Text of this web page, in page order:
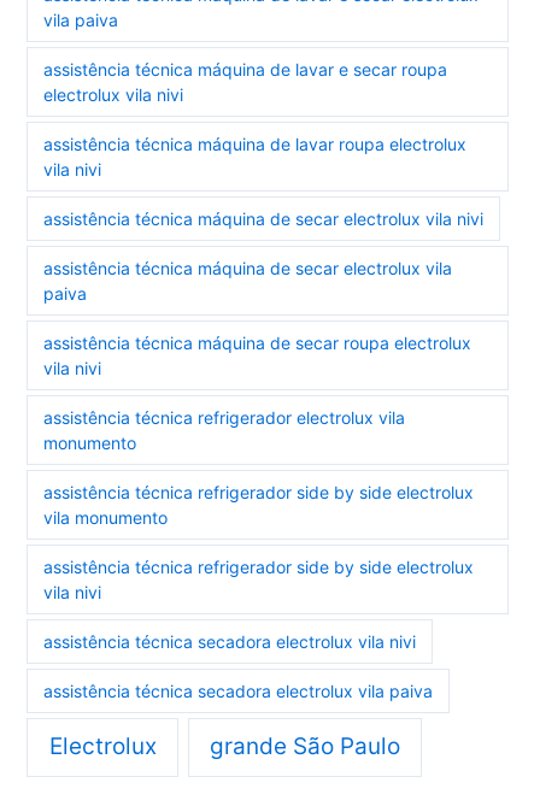
vila paiva
assistência técnica máquina de lavar e secar roupa
electrolux vila nivi
assistência técnica máquina de lavar roupa electrolux
vila nivi
assistência técnica máquina de secar electrolux vila nivi
assistência técnica máquina de secar electrolux vila
paiva
assistência técnica máquina de secar roupa electrolux
vila nivi
assistência técnica refrigerador electrolux vila
monumento
assistência técnica refrigerador side by side electrolux
vila monumento
assistência técnica refrigerador side by side electrolux
vila nivi
assistência técnica secadora electrolux vila nivi
assistência técnica secadora electrolux vila paiva
Electrolux grande São Paulo